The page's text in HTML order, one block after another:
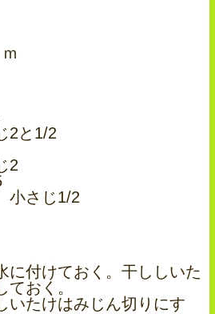
ｍ
2と1/2
2
小さじ1/2
付けておく。干ししいた
おく。
たけはみじん切りにす